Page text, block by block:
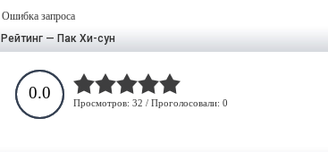
Ошибка запроса
Рейтинг — Пак Хи-сун
0.0
Просмотров: 32 / Проголосовали: 0